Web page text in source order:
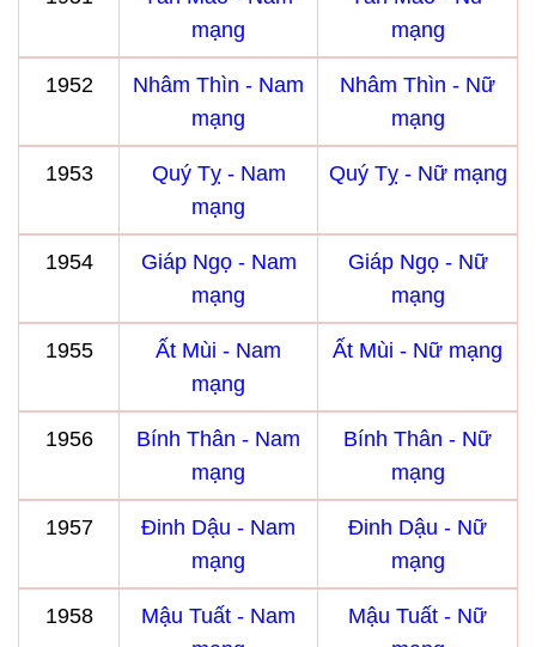
mạng
mạng
1952
Nhâm Thìn - Nam
mạng
Nhâm Thìn - Nữ
mạng
1953
Quý Tỵ - Nam
mạng
Quý Tỵ - Nữ mạng
1954
Giáp Ngọ - Nam
mạng
Giáp Ngọ - Nữ
mạng
1955
Ất Mùi - Nam
mạng
Ất Mùi - Nữ mạng
1956
Bính Thân - Nam
mạng
Bính Thân - Nữ
mạng
1957
Đinh Dậu - Nam
mạng
Đinh Dậu - Nữ
mạng
1958
Mậu Tuất - Nam
Mậu Tuất - Nữ